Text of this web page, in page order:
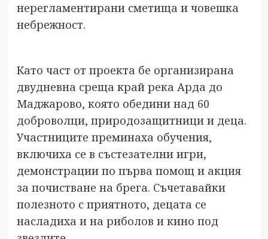
нерегламентирани сметища и човешка
небрежност.
Като част от проекта бе организирана
двудневна среща край река Арда до
Маджарово, която обедини над 60
доброволци, природозащитници и деца.
Участниците преминаха обучения,
включиха се в състезателни игри,
демонстрации по първа помощ и акция
за почистване на брега. Съчетавайки
полезното с приятното, децата се
насладиха и на риболов и кино под